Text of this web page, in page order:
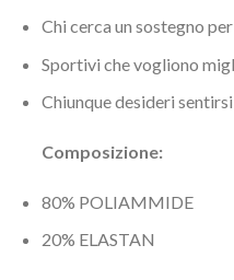
Chi cerca un sostegno
Sportivi che vogliono
Chiunque desideri
Composizione:
80% POLIAMMIDE
20% ELASTAN